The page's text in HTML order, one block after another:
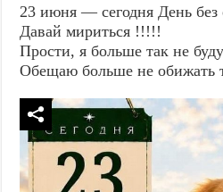
23 июня — сегодня День
Давай мириться !!!!!
Прости, я больше так не
Обещаю больше не обижать